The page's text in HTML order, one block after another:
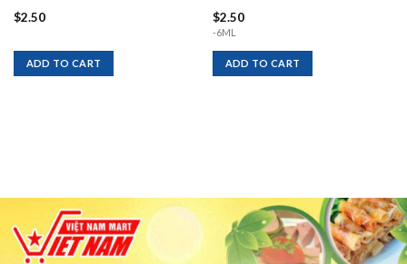
$2.50
ADD TO CART
$2.50
-6ML
ADD TO CART